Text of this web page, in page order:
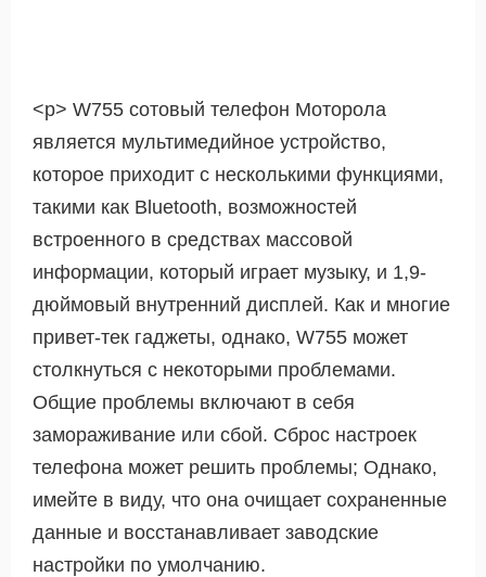
<р> W755 сотовый телефон Моторола
является мультимедийное устройство,
которое приходит с несколькими функциями,
такими как Bluetooth, возможностей
встроенного в средствах массовой
информации, который играет музыку, и 1,9-
дюймовый внутренний дисплей. Как и многие
привет-тек гаджеты, однако, W755 может
столкнуться с некоторыми проблемами.
Общие проблемы включают в себя
замораживание или сбой. Сброс настроек
телефона может решить проблемы; Однако,
имейте в виду, что она очищает сохраненные
данные и восстанавливает заводские
настройки по умолчанию.